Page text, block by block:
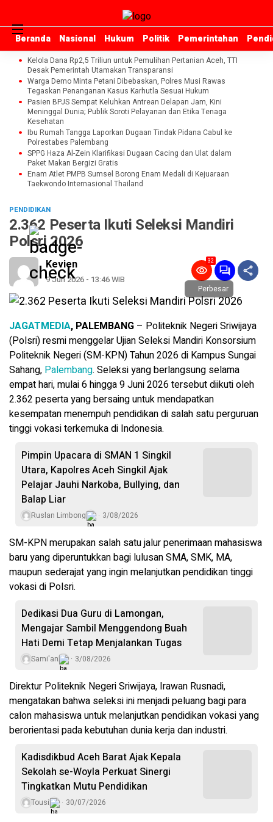
Beranda Nasional Hukum Politik Pemerintahan
Beranda Nasional Hukum Politik Pemerintahan
Kelola Dana Rp2,5 Triliun untuk Pemulihan Pertanian Aceh, TTI
Desak Pemerintah Utamakan Transparansi
Warga Demo Minta Petani Dibebaskan, Polres Musi Rawas
Tegaskan Penanganan Kasus Karhutla Sesuai Hukum
Pasien BPJS Sempat Keluhkan Antrean Delapan Jam, Kini
Meninggal Dunia; Publik Soroti Pelayanan dan Etika Tenaga
Kesehatan
Ibu Rumah Tangga Laporkan Dugaan Tindak Pidana Cabul ke
Polrestabes Palembang
SPPG Haza Al-Zein Klarifikasi Dugaan Cacing dan Ulat dalam
Paket Makan Bergizi Gratis
Enam Atlet PMPB Sumsel Borong Enam Medali di Kejuaraan
Taekwondo Internasional Thailand
PENDIDIKAN
2.362 Peserta Ikuti Seleksi Mandiri
Polsri 2026
Kevien
9 Jun 2026 - 13:46 WIB
32
Perbesar
JAGATMEDIA, PALEMBANG – Politeknik Negeri Sriwijaya
(Polsri) resmi menggelar Ujian Seleksi Mandiri Konsorsium
Politeknik Negeri (SM-KPN) Tahun 2026 di Kampus Sungai
Sahang, Palembang. Seleksi yang berlangsung selama
empat hari, mulai 6 hingga 9 Juni 2026 tersebut diikuti oleh
2.362 peserta yang bersaing untuk mendapatkan
kesempatan menempuh pendidikan di salah satu perguruan
tinggi vokasi terkemuka di Indonesia.
Pimpin Upacara di SMAN 1 Singkil
Utara, Kapolres Aceh Singkil Ajak
Pelajar Jauhi Narkoba, Bullying, dan
Balap Liar
Ruslan Limbong 3/08/2026
SM-KPN merupakan salah satu jalur penerimaan mahasiswa
baru yang diperuntukkan bagi lulusan SMA, SMK, MA,
maupun sederajat yang ingin melanjutkan pendidikan tinggi
vokasi di Polsri.
Dedikasi Dua Guru di Lamongan,
Mengajar Sambil Menggendong Buah
Hati Demi Tetap Menjalankan Tugas
Sami'an 3/08/2026
Direktur Politeknik Negeri Sriwijaya, Irawan Rusnadi,
mengatakan bahwa seleksi ini menjadi peluang bagi para
calon mahasiswa untuk melanjutkan pendidikan vokasi yang
berorientasi pada kebutuhan dunia kerja dan industri.
Kadisdikbud Aceh Barat Ajak Kepala
Sekolah se-Woyla Perkuat Sinergi
Tingkatkan Mutu Pendidikan
Tousi 30/07/2026